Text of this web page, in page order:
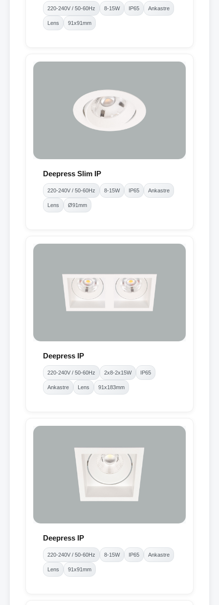
220-240V / 50-60Hz 8-15W IP65 Ankastre
Lens 91x91mm
Deepress Slim IP
220-240V / 50-60Hz 8-15W IP65 Ankastre
Lens Ø91mm
Deepress IP
220-240V / 50-60Hz 2x8-2x15W IP65
Ankastre Lens 91x183mm
Deepress IP
220-240V / 50-60Hz 8-15W IP65 Ankastre
Lens 91x91mm